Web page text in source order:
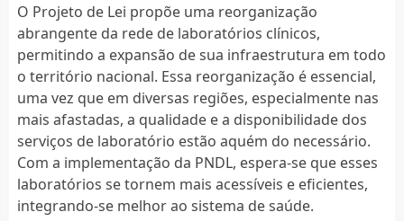
O Projeto de Lei propõe uma reorganização
abrangente da rede de laboratórios clínicos,
permitindo a expansão de sua infraestrutura em todo
o território nacional. Essa reorganização é essencial,
uma vez que em diversas regiões, especialmente nas
mais afastadas, a qualidade e a disponibilidade dos
serviços de laboratório estão aquém do necessário.
Com a implementação da PNDL, espera-se que esses
laboratórios se tornem mais acessíveis e eficientes,
integrando-se melhor ao sistema de saúde.